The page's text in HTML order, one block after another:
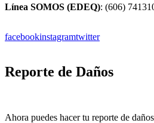
Línea SOMOS (EDEQ): (606)
facebookinstagramtwitter
Reporte de Daños
Ahora puedes hacer tu reporte de